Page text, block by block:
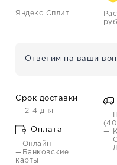
Яндекс Сплит
Ответим на ваши
Срок доставки
— 2-4 дня
Оплата
—Онлайн
—Банковские
карты
—
—
—
—